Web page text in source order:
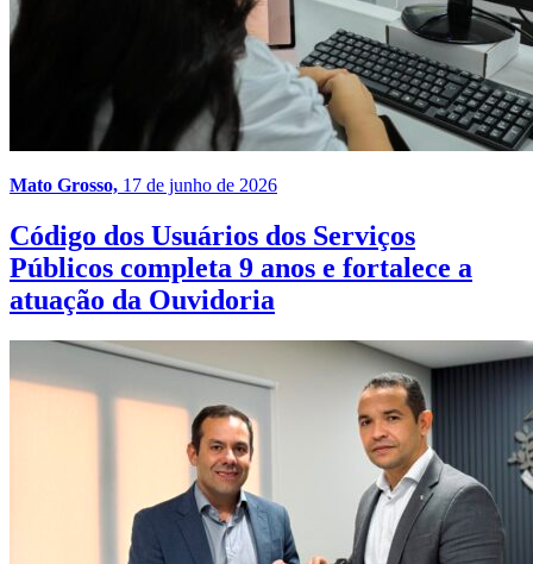
Mato Grosso, 17 de junho de 2026
Código dos Usuários dos Serviços
Públicos completa 9 anos e fortalece a
atuação da Ouvidoria